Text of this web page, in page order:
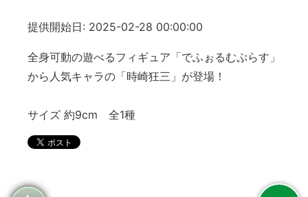
提供開始日: 2025-02-28 00:00:00
全身可動の遊べるフィギュア「でふぉるむぷらす」
から人気キャラの「時崎狂三」が登場！
サイズ 約9cm 全1種